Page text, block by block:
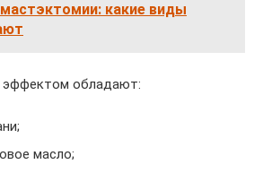
какие виды
обладают:
масло;